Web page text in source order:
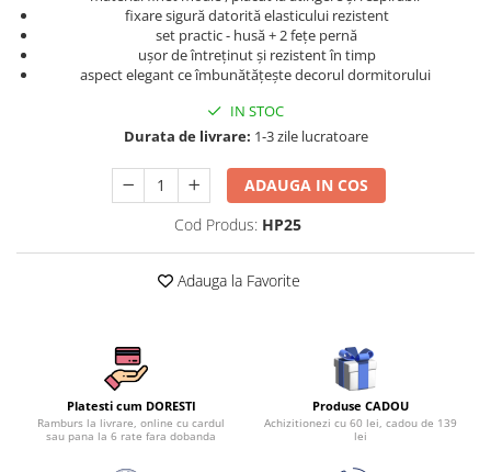
Persoane
Set Lenjerie Pat Blanita Iepure, 6
Piese, Cu Pilota Inclusa
Lenjerii De Pat Premium Collection
Set Lenjerie De Pat, 7 Piese, Cu
Pilota / Cuvertura Inclusa
Set Lenjerie De Pat Jacquard Regal,
11 Piese, Cuvertura Inclusa
Lenjerii Damasc Egiptean King Size
Lenjerii De Pat, Imprimeu 3D, 1
fixare sigură datorită elasticului rezistent
set practic - husă + 2 fețe pernă
ușor de întreținut și rezistent în timp
aspect elegant ce îmbunătățește decorul dormitorului
IN STOC
Durata de livrare: 1-3 zile lucratoare
ADAUGA IN COS
Cod Produs: HP25
Adauga la Favorite
Platesti cum DORESTI
Ramburs la livrare, online cu cardul
sau pana la 6 rate fara dobanda
Produse CADOU
Achizitionezi cu 60 lei, cadou de 139
lei